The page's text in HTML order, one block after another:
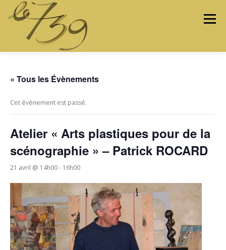
Menu
LES ATELIERS
CONTACTEZ-NOUS
« Tous les Évènements
Cet évènement est passé.
Atelier « Arts plastiques pour de la
scénographie » – Patrick ROCARD
21 avril @ 14h00- 16h00